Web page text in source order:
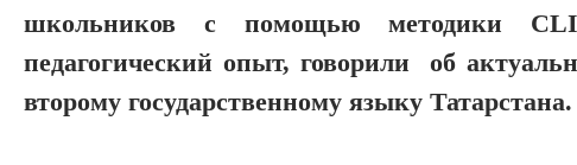
школьников с помощью методики
педагогический опыт, говорили об
второму государственному языку Татарстана.